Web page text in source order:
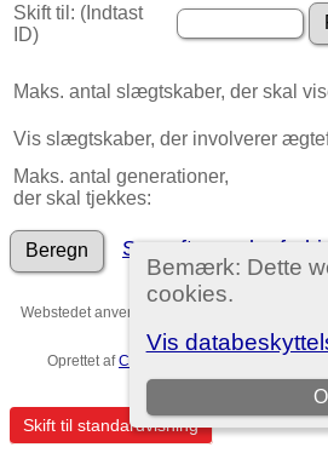
Bemærk: Dette
cookies.
Vis
Skift til: (Indtast
ID)
Maks. antal slægtskaber, der skal
Vis slægtskaber, der involverer
Maks. antal generationer,
der skal tjekkes:
Søg efter andre
Webstedet anvender
Oprettet afChristian Ditlev Reventlow
Template no. 7
Skift til standardvisning